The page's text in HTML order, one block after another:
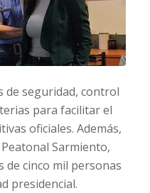
de seguridad, control
para facilitar el
oficiales. Además,
Sarmiento,
de cinco mil personas
presidencial.